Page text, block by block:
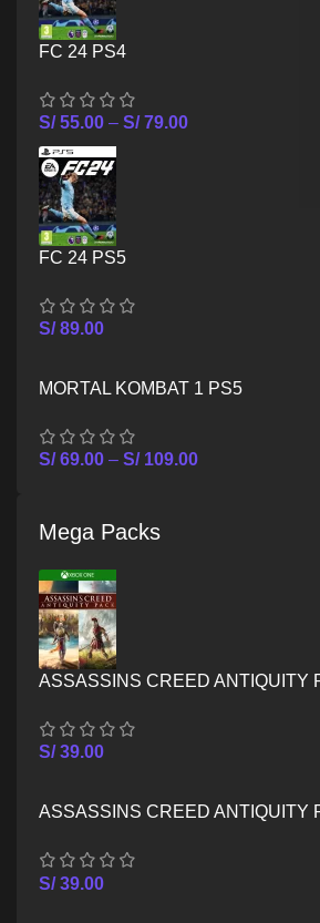
FC 24 PS4
S/55.00 – S/79.00
FC 24 PS5
S/89.00
MORTAL KOMBAT 1 PS5
S/69.00 – S/109.00
Mega Packs
ASSASSINS CREED ANTIQUITY
S/39.00
ASSASSINS CREED ANTIQUITY
S/39.00